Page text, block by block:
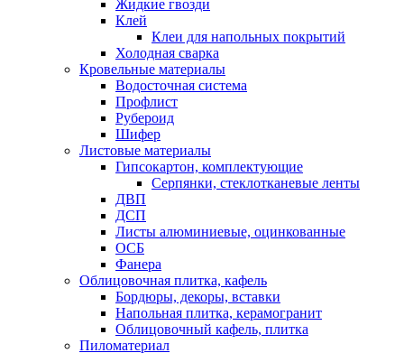
Жидкие гвозди
Клей
Клеи для напольных покрытий
Холодная сварка
Кровельные материалы
Водосточная система
Профлист
Рубероид
Шифер
Листовые материалы
Гипсокартон, комплектующие
Серпянки, стеклотканевые ленты
ДВП
ДСП
Листы алюминиевые, оцинкованные
ОСБ
Фанера
Облицовочная плитка, кафель
Бордюры, декоры, вставки
Напольная плитка, керамогранит
Облицовочный кафель, плитка
Пиломатериал